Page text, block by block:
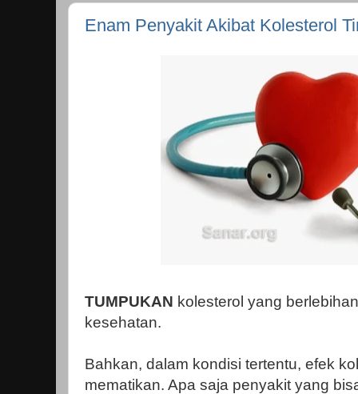
Enam Penyakit Akibat Kolesterol
TUMPUKAN kolesterol yang
kesehatan.
Bahkan, dalam kondisi tertentu, efek
mematikan. Apa saja penyakit yang